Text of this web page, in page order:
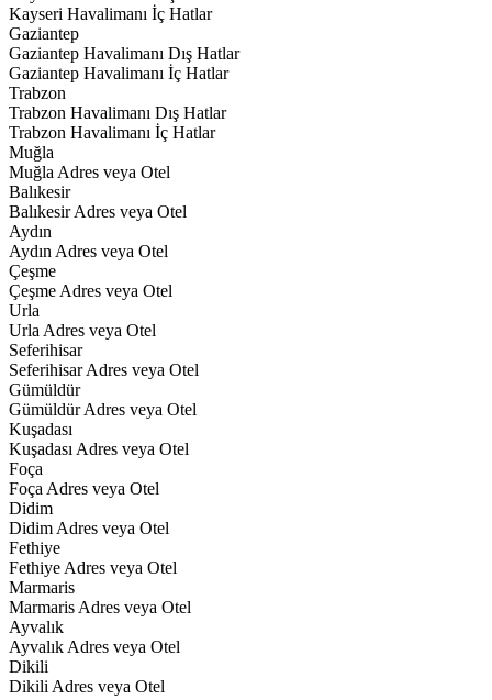
Kayseri Havalimanı İç Hatlar
Gaziantep
Gaziantep Havalimanı Dış Hatlar
Gaziantep Havalimanı İç Hatlar
Trabzon
Trabzon Havalimanı Dış Hatlar
Trabzon Havalimanı İç Hatlar
Muğla
Muğla Adres veya Otel
Balıkesir
Balıkesir Adres veya Otel
Aydın
Aydın Adres veya Otel
Çeşme
Çeşme Adres veya Otel
Urla
Urla Adres veya Otel
Seferihisar
Seferihisar Adres veya Otel
Gümüldür
Gümüldür Adres veya Otel
Kuşadası
Kuşadası Adres veya Otel
Foça
Foça Adres veya Otel
Didim
Didim Adres veya Otel
Fethiye
Fethiye Adres veya Otel
Marmaris
Marmaris Adres veya Otel
Ayvalık
Ayvalık Adres veya Otel
Dikili
Dikili Adres veya Otel